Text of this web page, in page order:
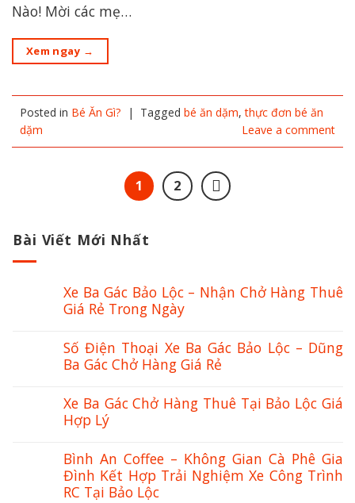
Nào! Mời các mẹ…
Xem ngay →
Posted in Bé Ăn Gì? | Tagged bé ăn dặm,thực đơn bé ăn
dặm
Leave a comment
1 2
Bài Viết Mới Nhất
Xe Ba Gác Bảo Lộc – Nhận Chở Hàng Thuê
Giá Rẻ Trong Ngày
Số Điện Thoại Xe Ba Gác Bảo Lộc – Dũng
Ba Gác Chở Hàng Giá Rẻ
Xe Ba Gác Chở Hàng Thuê Tại Bảo Lộc Giá
Hợp Lý
Bình An Coffee – Không Gian Cà Phê Gia
Đình Kết Hợp Trải Nghiệm Xe Công Trình
RC Tại Bảo Lộc